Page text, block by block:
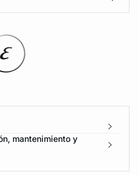
mantenimiento y